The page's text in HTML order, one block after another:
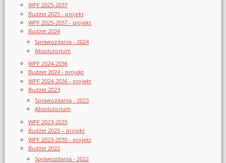
WPF 2025-2037
Budżet 2025 - projekt
WPF 2025-2037 - projekt
Budżet 2024
Sprawozdania - 2024
Absolutorium
WPF 2024-2036
Budżet 2024 - projekt
WPF 2024-2036 - projekt
Budżet 2023
Sprawozdania - 2023
Absolutorium
WPF 2023-2035
Budżet 2023 – projekt
WPF 2023-2035 - projekt
Budżet 2022
Sprawozdania - 2022